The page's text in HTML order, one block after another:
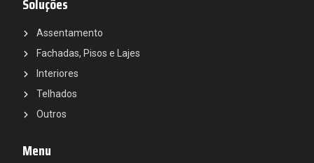
Assentamento
Fachadas, Pisos e Lajes
Interiores
Telhados
Outros
Menu